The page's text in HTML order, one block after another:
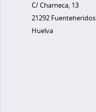
C/ Charneca, 13
21292 Fuenteheridos
Huelva